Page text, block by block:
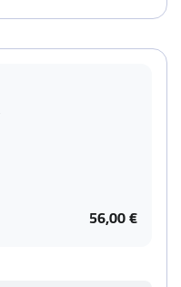
56,00 €